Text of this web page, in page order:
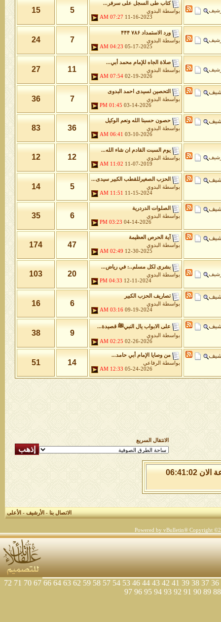
كتاب طى السجل على سرفر...
بواسطة
البدوي
11-16-2023
07:27 AM
5
15
ورد الاستمداد ۷۸۶ ۴۴۴
بواسطة
البدوي
05-17-2025
04:23 AM
7
24
صلاة الجاه للإمام محمد أبي...
بواسطة
البدوي
02-19-2026
07:54 AM
11
27
التحصين لسيدى احمد البدوى
بواسطة
البدوي
03-14-2026
01:45 PM
7
36
حصون حسبنا الله ونعم الوكيل
بواسطة
البدوي
03-10-2026
06:41 AM
36
83
يوم السبت القادم ان شاء الله...
بواسطة
البدوي
11-07-2019
11:02 AM
12
12
الحزب الصغيرللقطب الكبير سيدى...
بواسطة
البدوي
11-15-2024
11:51 AM
5
14
الصلوات الدردرية
بواسطة
البدوي
04-14-2026
03:23 PM
6
35
آية الحرص العظيمة
بواسطة
البدوي
12-30-2025
02:49 AM
47
174
بشرى لكل مسلم..: في رياض...
بواسطة
البدوي
12-11-2024
04:33 PM
20
103
تصاريف الحزب الكبير
بواسطة
البدوي
09-19-2024
03:16 AM
6
16
على الابواب يال النبيﷺ قصيدة...
بواسطة
البدوي
02-26-2026
02:25 AM
9
38
من وصايا الإمام أبي حامد...
بواسطة
الرفاعي
05-24-2026
12:33 AM
14
51
الانتقال السريع
السبت 8 من اغسطس 2026 , الساعة الان 06:41:02
الاتصال بنا-الأرشيف-الأعلى
Powered by vBulletin® Copyright
36
37
38
39
41
42
43
44
46
53
54
57
58
59
62
63
64
66
67
70
71
72
88
89
90
91
92
93
94
95
96
97